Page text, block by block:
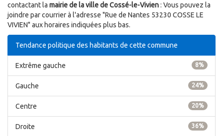
contactant la mairie de la ville de Cossé-le-Vivien: Vous pouvez la
joindre par courrier à l'adresse "Rue de Nantes 53230 COSSE LE
VIVIEN" aux horaires indiquées plus bas.
Tendance politique des habitants de cette commune
8%
Extrême gauche
24%
Gauche
20%
Centre
36%
Droite